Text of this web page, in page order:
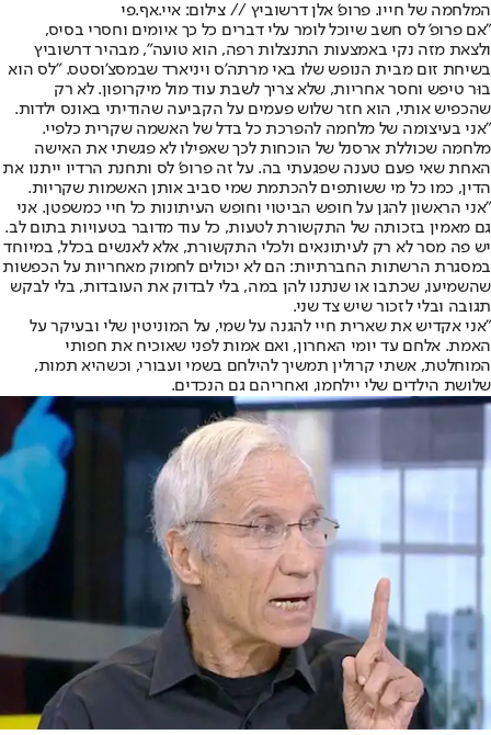
המלחמה של חייו. פרופ' אלן דרשוביץ // צילום: איי.אף.פי
"אם פרופ' לס חשב שיוכל לומר עלי דברים כל כך איומים וחסרי בסיס,
ולצאת מזה נקי באמצעות התנצלות רפה, הוא טועה", מבהיר דרשוביץ
בשיחת זום מבית הנופש שלו באי מרתה'ס ויניארד שבמסצ'וסטס. "לס הוא
בוּר טיפש וחסר אחריות, שלא צריך לשבת עוד מול מיקרופון. לא רק
שהכפיש אותי, הוא חזר שלוש פעמים על הקביעה שהודיתי באונס ילדות.
"אני בעיצומה של מלחמה להפרכת כל בדל של האשמה שקרית כלפיי.
מלחמה שכוללת ארסנל של הוכחות לכך שאפילו לא פגשתי את האישה
האחת שאי פעם טענה שפגעתי בה. על זה פרופ' לס ותחנת הרדיו ייתנו את
הדין, כמו כל מי ששותפים להכתמת שמי סביב אותן האשמות שקריות.
"אני הראשון להגן על חופש הביטוי וחופש העיתונות כל חיי כמשפטן. אני
גם מאמין בזכותה של התקשורת לטעות, כל עוד מדובר בטעויות בתום לב.
יש פה מסר לא רק לעיתונאים ולכלי התקשורת, אלא לאנשים בכלל, במיוחד
במסגרת הרשתות החברתיות: הם לא יכולים לחמוק מאחריות על הכפשות
שהשמיעו, שכתבו או שנתנו להן במה, בלי לבדוק את העובדות, בלי לבקש
תגובה ובלי לזכור שיש צד שני.
"אני אקדיש את שארית חיי להגנה על שמי, על המוניטין שלי ובעיקר על
האמת. אלחם עד יומי האחרון, ואם אמות לפני שאוכיח את חפותי
המוחלטת, אשתי קרולין תמשיך להילחם בשמי ועבורי, וכשהיא תמות,
שלושת הילדים שלי יילחמו, ואחריהם גם הנכדים.